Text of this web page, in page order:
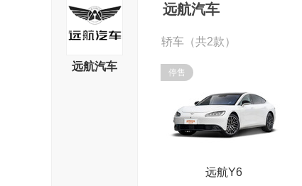
远航汽车
远航汽车
轿车（共2款）
停售
远航Y6